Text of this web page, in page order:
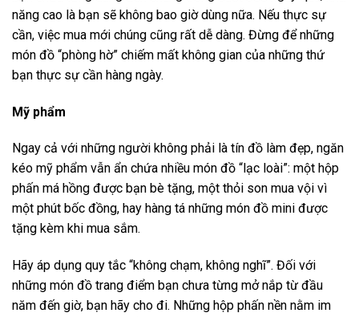
năng cao là bạn sẽ không bao giờ dùng nữa. Nếu thực sự
cần, việc mua mới chúng cũng rất dễ dàng. Đừng để những
món đồ “phòng hờ” chiếm mất không gian của những thứ
bạn thực sự cần hàng ngày.
Mỹ phẩm
Ngay cả với những người không phải là tín đồ làm đẹp, ngăn
kéo mỹ phẩm vẫn ẩn chứa nhiều món đồ “lạc loài”: một hộp
phấn má hồng được bạn bè tặng, một thỏi son mua vội vì
một phút bốc đồng, hay hàng tá những món đồ mini được
tặng kèm khi mua sắm.
Hãy áp dụng quy tắc “không chạm, không nghĩ”. Đối với
những món đồ trang điểm bạn chưa từng mở nắp từ đầu
năm đến giờ, bạn hãy cho đi. Những hộp phấn nền nằm im